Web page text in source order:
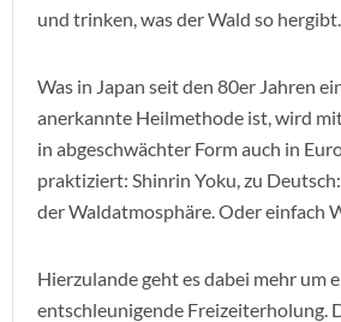
und trinken, was der Wald so hergibt.
Was in Japan seit den 80er Jahren
anerkannte Heilmethode ist, wird
in abgeschwächter Form auch in
praktiziert: Shinrin Yoku, zu
der Waldatmosphäre. Oder einfach
Hierzulande geht es dabei mehr um
entschleunigende Freizeiterholung.